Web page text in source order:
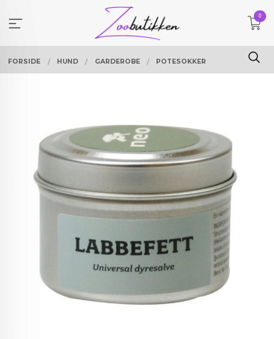
innholdet
0
FORSIDE HUND GARDEROBE POTESOKKER